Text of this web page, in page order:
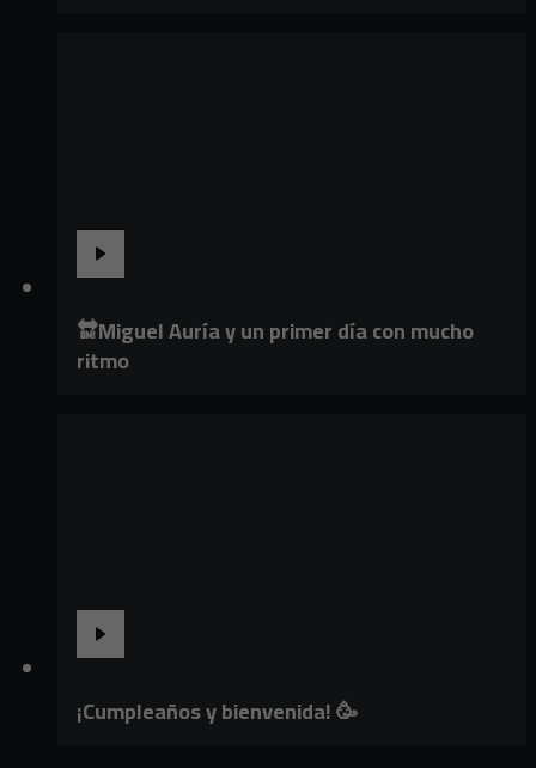
🔛Miguel Auría y un primer día con mucho
ritmo
¡Cumpleaños y bienvenida! 🥳